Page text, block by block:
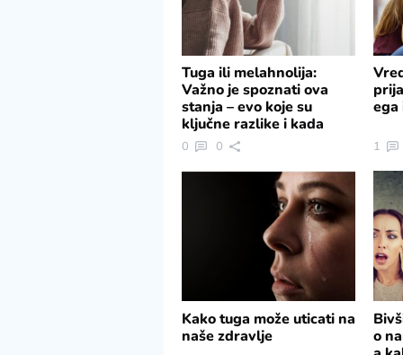
Tuga ili melahnolija:
Važno je spoznati ova
stanja – evo koje su
ključne razlike i kada
potražiti pomoć
0 0
ega
1
Kako tuga može uticati na
naše zdravlje
o